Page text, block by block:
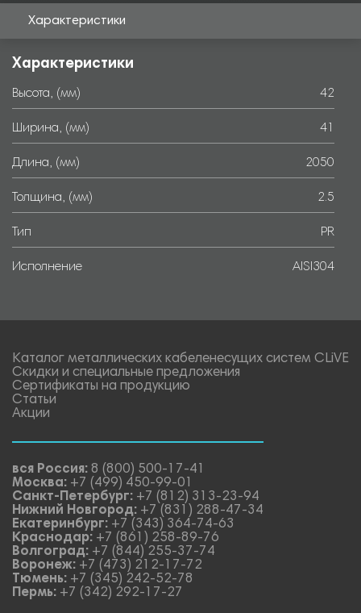
Характеристики
Характеристики
Высота, (мм) 42
Ширина, (мм) 41
Длина, (мм) 2050
Толщина, (мм) 2.5
Тип PR
Исполнение AISI304
Каталог металлических кабеленесущих систем CLiVE
Скидки и специальные предложения
Сертификаты на продукцию
Статьи
Акции
вся Россия: 8 (800) 500-17-41
Москва: +7 (499) 450-99-01
Санкт-Петербург: +7 (812) 313-23-94
Нижний Новгород: +7 (831) 288-47-34
Екатеринбург: +7 (343) 364-74-63
Краснодар: +7 (861) 258-89-76
Волгоград: +7 (844) 255-37-74
Воронеж: +7 (473) 212-17-72
Тюмень: +7 (345) 242-52-78
Пермь: +7 (342) 292-17-27